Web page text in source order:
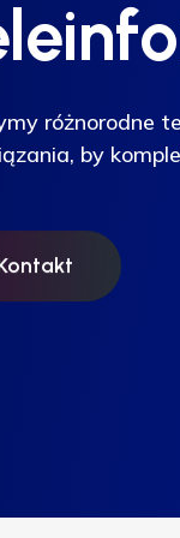
różnorodne
by
różnorodne
by
różnorodne
by